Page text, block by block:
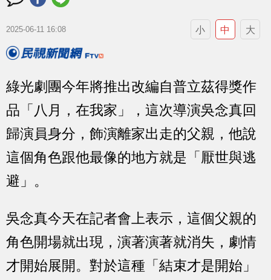
2025-06-11 16:08 小 中 大
綠光劇團今年將推出改編自普立茲得獎作
品「八月，在我家」，這次導演吳念真回
歸演員身分，飾演離家出走的父親，他說
這個角色跟他最像的地方就是「厭世與逃
避」。
吳念真今天在記者會上表示，這個父親的
角色開場就出現，演著演著就消失，劇情
才開始展開。對於這種「結束才是開始」